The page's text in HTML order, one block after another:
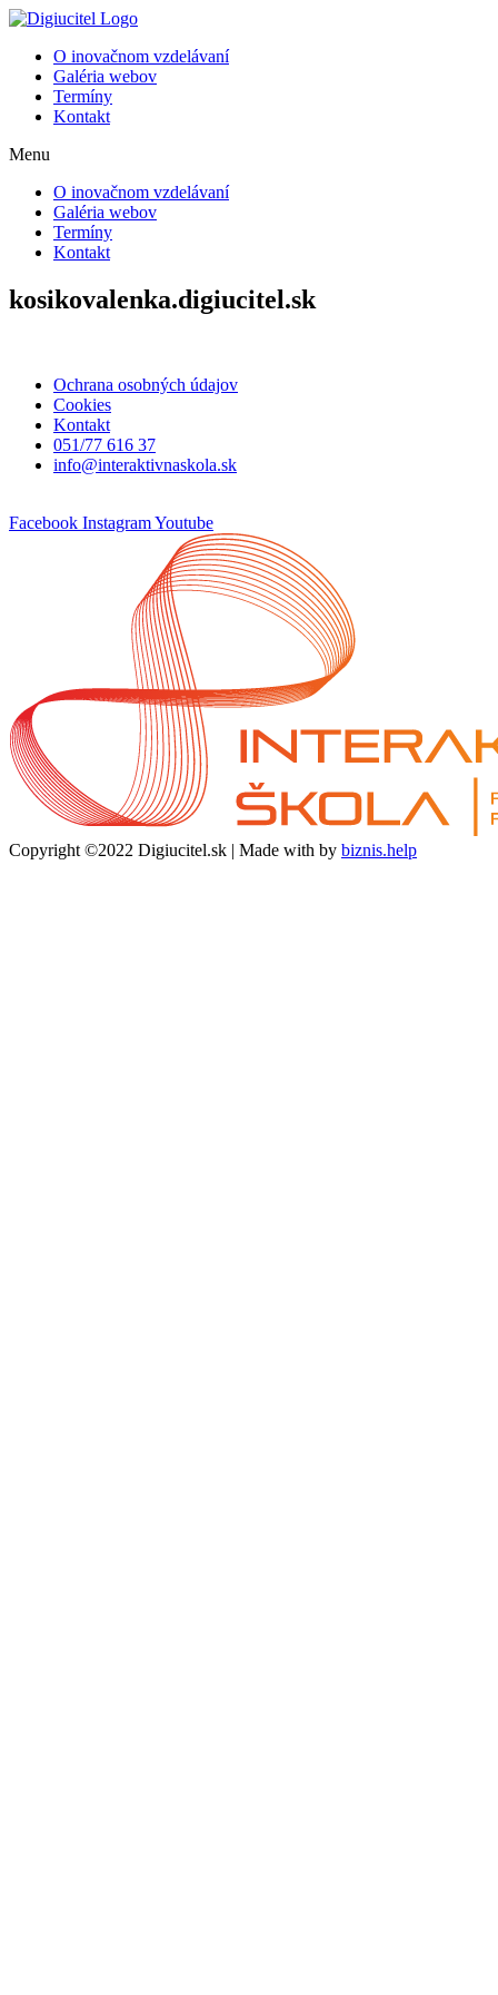
Preskočiť
obsah
O inovačnom vzdelávaní
Galéria webov
Termíny
Kontakt
Menu
O inovačnom vzdelávaní
Galéria webov
Termíny
Kontakt
kosikovalenka.digiucitel.sk
Ochrana osobných údajov
Cookies
Kontakt
051/77 616 37
info@interaktivnaskola.sk
Facebook InstagramYoutube
Copyright ©2022 Digiucitel.sk | Made with by biznis.help